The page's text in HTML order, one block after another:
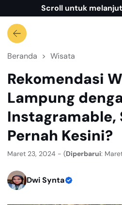
Scroll untuk
Beranda Wisata
Rekomendasi
Lampung
Instagramable,
Pernah Kesini?
Maret 23, 2024 - (Diperbarui:
Dwi Synta